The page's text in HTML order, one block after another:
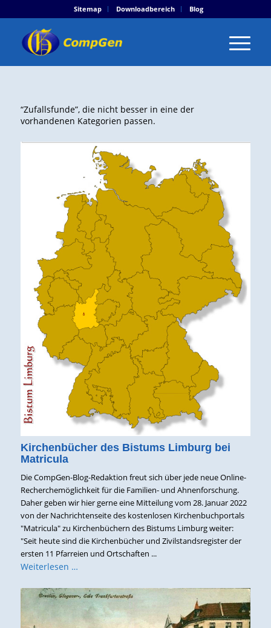
Sitemap Downloadbereich Blog
“Zufallsfunde”, die nicht besser in eine der
vorhandenen Kategorien passen.
Kirchenbücher des Bistums Limburg bei
Matricula
Die CompGen-Blog-Redaktion freut sich über jede neue Online-
Recherchemöglichkeit für die Familien- und Ahnenforschung.
Daher geben wir hier gerne eine Mitteilung vom 28. Januar 2022
von der Nachrichtenseite des kostenlosen Kirchenbuchportals
"Matricula" zu Kirchenbüchern des Bistums Limburg weiter:
"Seit heute sind die Kirchenbücher und Zivilstandsregister der
ersten 11 Pfarreien und Ortschaften ...
Weiterlesen …